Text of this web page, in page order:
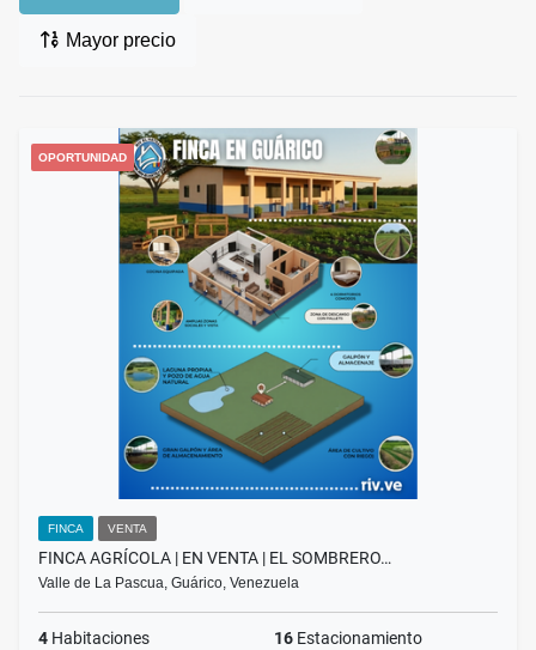
Mayor precio
OPORTUNIDAD
FINCA VENTA
FINCA AGRÍCOLA | EN VENTA | EL SOMBRERO…
Valle de La Pascua, Guárico, Venezuela
4 Habitaciones 16 Estacionamiento